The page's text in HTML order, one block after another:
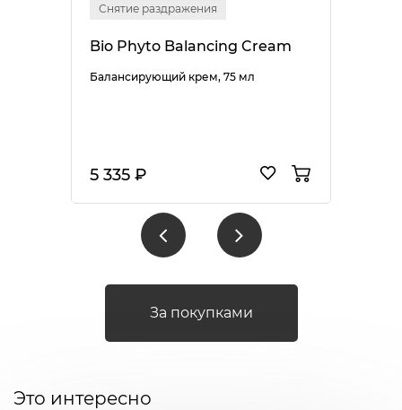
Снятие раздражения
Bio Phyto Balancing Cream
Балансирующий крем, 75 мл
5 335 ₽
За покупками
Это интересно